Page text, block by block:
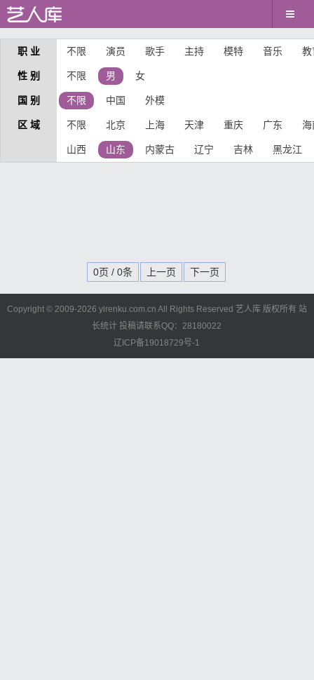
职 业 不限 演员 歌手 主持 模特 音乐 教
性 别 不限 男 女
国 别 不限 中国 外模
区 域 不限 北京 上海 天津 重庆 广东 海
山西 山东 内蒙古 辽宁 吉林 黑龙江
0页 / 0条 上一页 下一页
Copyright © 2009-2026 yirenku.com.cn All Rights Reserved 艺人库 版权所有 站
长统计 投稿请联系QQ：28180022
辽ICP备19018729号-1